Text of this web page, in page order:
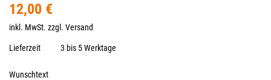
12,00 €
inkl. MwSt. zzgl. Versand
Lieferzeit 3 bis 5 Werktage
Wunschtext